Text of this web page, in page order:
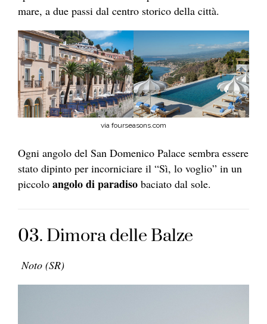
mare, a due passi dal centro storico della città.
via fourseasons.com
Ogni angolo del San Domenico Palace sembra essere
stato dipinto per incorniciare il “Sì, lo voglio” in un
piccolo angolo di paradiso baciato dal sole.
03. Dimora delle Balze
Noto (SR)